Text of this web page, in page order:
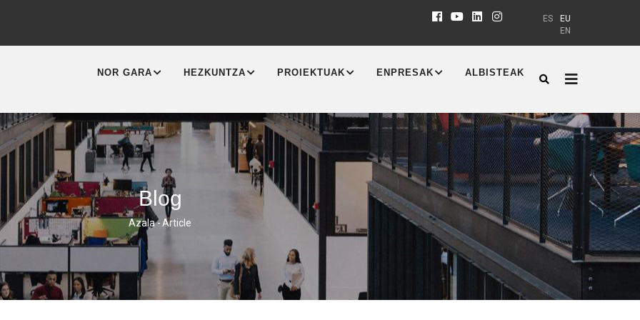
EU
ES
EN
NAVIGATION
NOR GARA HEZKUNTZA PROIEKTUAK ENPRESAK ALBISTEAK
Blog
Breadcrumb
Azala-Article